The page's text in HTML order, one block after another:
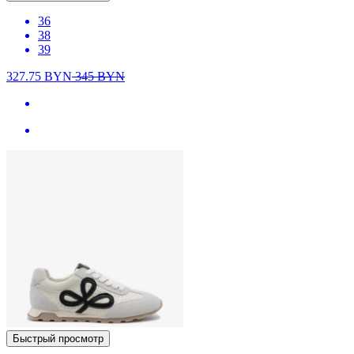
36
38
39
327.75 BYN345BYN
Быстрый просмотр